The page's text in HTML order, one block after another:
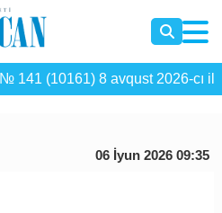
№ 141 (10161) 8 avqust 2026-cı il
06 İyun 2026 09:35